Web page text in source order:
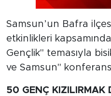
Samsun’un Bafra
etkinlikleri
Gençlik" temasıyla
ve Samsun"
50 GENÇ KIZILIRMAK